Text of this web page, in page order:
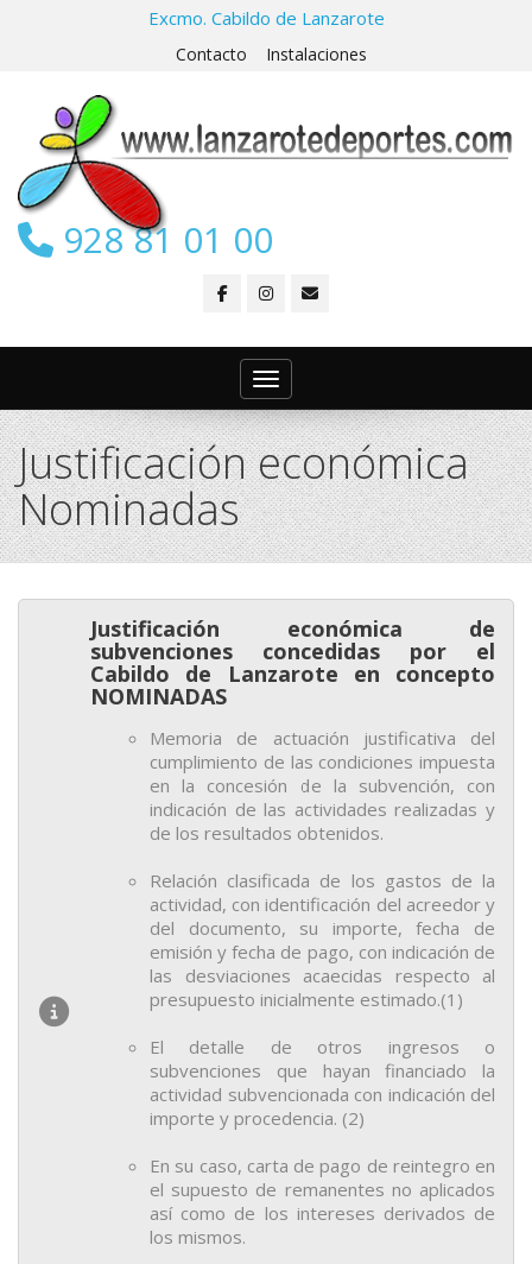
Excmo. Cabildo de Lanzarote
Contacto Instalaciones
928 81 01 00
Toggle navigation
Justificación económica
Nominadas
Justificación económica de
subvenciones concedidas por el
Cabildo de Lanzarote en concepto
NOMINADAS
Memoria de actuación justificativa del
cumplimiento de las condiciones impuesta
en la concesión de la subvención, con
indicación de las actividades realizadas y
de los resultados obtenidos.
Relación clasificada de los gastos de la
actividad, con identificación del acreedor y
del documento, su importe, fecha de
emisión y fecha de pago, con indicación de
las desviaciones acaecidas respecto al
presupuesto inicialmente estimado.(1)
El detalle de otros ingresos o
subvenciones que hayan financiado la
actividad subvencionada con indicación del
importe y procedencia. (2)
En su caso, carta de pago de reintegro en
el supuesto de remanentes no aplicados
así como de los intereses derivados de
los mismos.